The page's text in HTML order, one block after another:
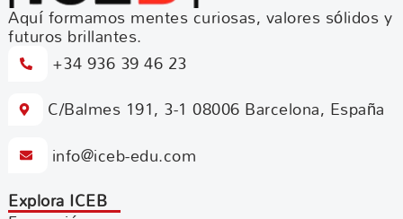
Aquí formamos mentes curiosas, valores sólidos y
futuros brillantes.
+34 936 39 46 23
C/Balmes 191, 3-1 08006 Barcelona, España
info@iceb-edu.com
Explora ICEB